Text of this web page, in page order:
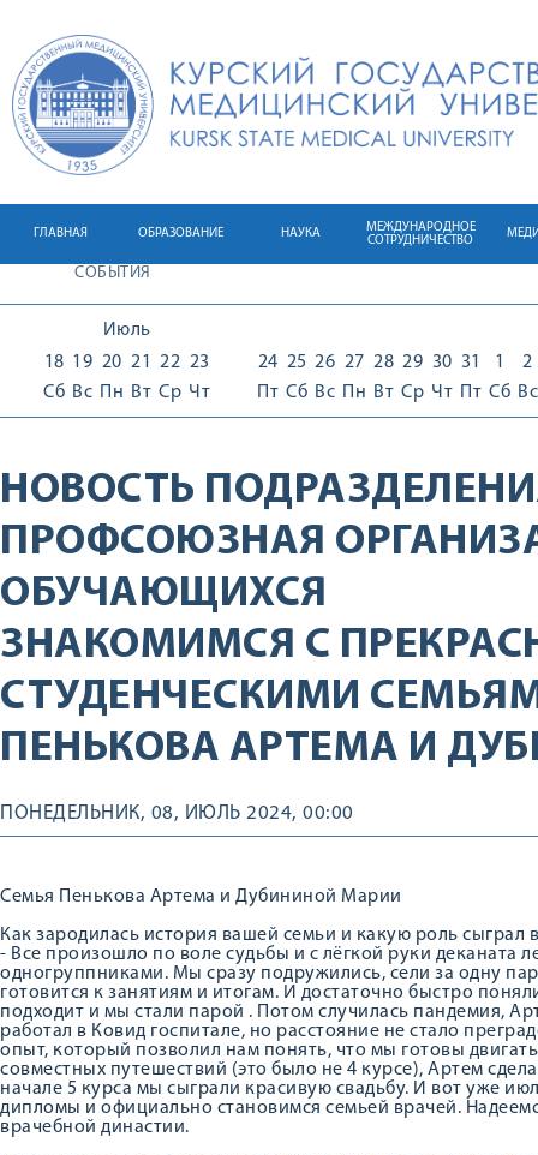
ГЛАВНАЯ ОБРАЗОВАНИЕ НАУКА
МЕЖДУНАРОДНОЕ
СОТРУДНИЧЕСТВО
СОБЫТИЯ
Июль
18
Сб
19
Вс
20
Пн
21
Вт
22
Ср
23
Чт
24
Пт
25
Сб
26
Вс
27
Пн
28
Вт
29
Ср
30
Чт
31
Пт
1
Сб
2
Вс
НОВОСТЬ
ПРОФСОЮЗНАЯ
ОБУЧАЮЩИХСЯ
ЗНАКОМИМСЯ С
СТУДЕНЧЕСКИМИ
ПЕНЬКОВА АРТЕМА И
ПОНЕДЕЛЬНИК, 08, ИЮЛЬ 2024, 00:00
Семья Пенькова Артема и Дубининой Марии
Как зародилась история вашей семьи и какую роль сыграл
- Все произошло по воле судьбы и с лёгкой руки деканата
одногруппниками. Мы сразу подружились, сели за одну
готовится к занятиям и итогам. И достаточно быстро
подходит и мы стали парой . Потом случилась пандемия,
работал в Ковид госпитале, но расстояние не стало
опыт, который позволил нам понять, что мы готовы
совместных путешествий (это было не 4 курсе), Артем
начале 5 курса мы сыграли красивую свадьбу. И вот уже
дипломы и официально становимся семьей врачей.
врачебной династии.